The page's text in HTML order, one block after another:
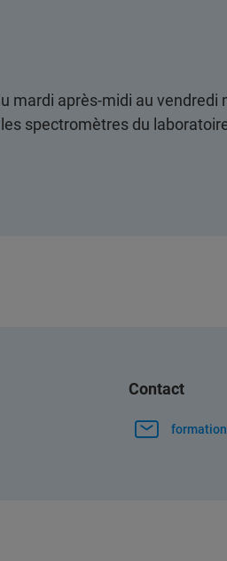
mardi après-midi au vendredi
spectromètres du
Contact